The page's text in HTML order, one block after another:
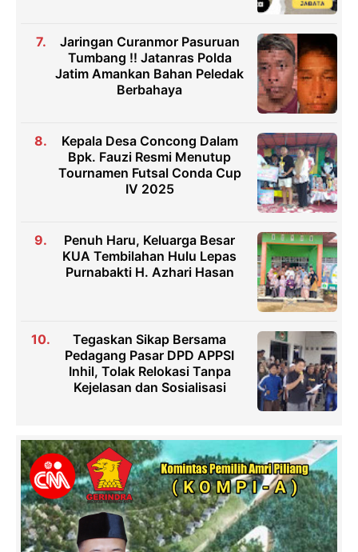
Jaringan Curanmor Pasuruan
Tumbang !! Jatanras Polda
Jatim Amankan Bahan Peledak
Berbahaya
Kepala Desa Concong Dalam
Bpk. Fauzi Resmi Menutup
Tournamen Futsal Conda Cup
IV 2025
Penuh Haru, Keluarga Besar
KUA Tembilahan Hulu Lepas
Purnabakti H. Azhari Hasan
Tegaskan Sikap Bersama
Pedagang Pasar DPD APPSI
Inhil, Tolak Relokasi Tanpa
Kejelasan dan Sosialisasi